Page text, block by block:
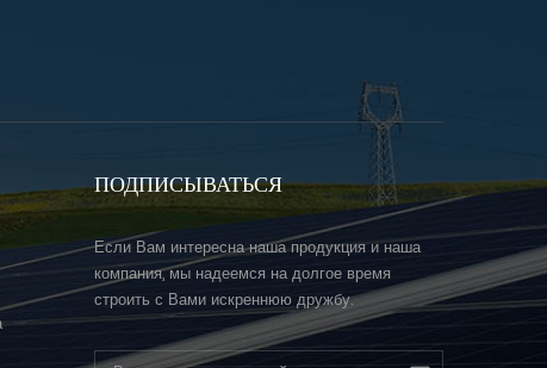
ПОДПИСЫВАТЬСЯ
Если Вам интересна наша продукция и наша
компания, мы надеемся на долгое время
строить с Вами искреннюю дружбу.